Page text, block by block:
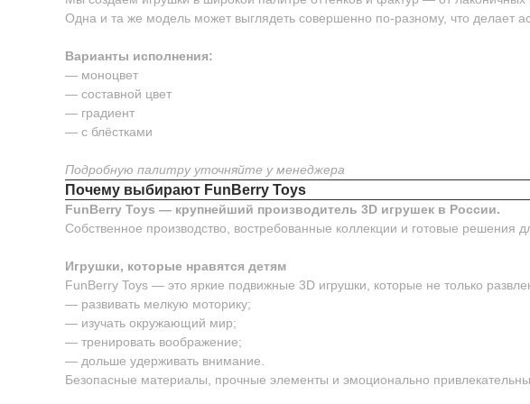
Одна и та же модель может выглядеть совершенно по-разному, что делает
Варианты исполнения:
— моноцвет
— составной цвет
— градиент
— с блёстками
Подробную палитру уточняйте у менеджера
Почему выбирают FunBerry Toys
FunBerry Toys — крупнейший производитель 3D игрушек в России.
Собственное производство, востребованные коллекции и готовые решения
Игрушки, которые нравятся детям
FunBerry Toys — это яркие подвижные 3D игрушки, которые не только
— развивать мелкую моторику;
— изучать окружающий мир;
— тренировать воображение;
— дольше удерживать внимание.
Безопасные материалы, прочные элементы и эмоционально